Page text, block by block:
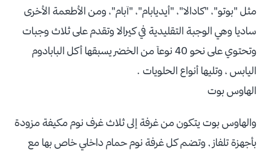
مثل "بوتو"، "كادالا"، "أيديابام"، "آبام"، ومن الأطعمة الأخرى
ساديا وهي الوجبة التقليدية في كيرالا وتقدم على ثلاث وجبات
وتحتوي على نحو 40 نوعآ من الخضر يسبقها أكل البابادوم
اليابس ، وتليها أنواع الحلويات .
الهاوس بوت
والهاوس بوت يتكون من غرفة إلى ثلاث غرف نوم مكيفة مزودة
بأجهزة تلفاز , وتضم كل غرفة نوم حمام داخلي خاص بها مع